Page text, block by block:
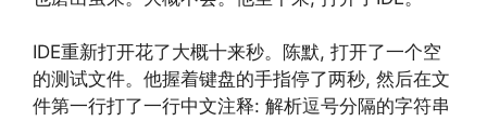
IDE重新打开花了大概十来秒。陈默, 打开了一个空
的测试文件。他握着键盘的手指停了两秒, 然后在文
件第一行打了一行中文注释: 解析逗号分隔的字符串